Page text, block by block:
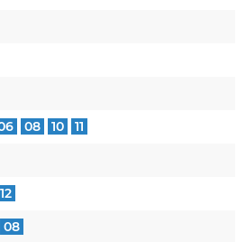
08 10 11
12
08